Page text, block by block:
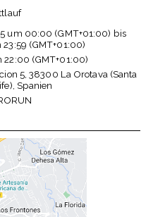
um 00:00 (GMT+01:00) bis
23:59 (GMT+01:00)
22:00 (GMT+01:00)
5, 38300 La Orotava (Santa
Spanien